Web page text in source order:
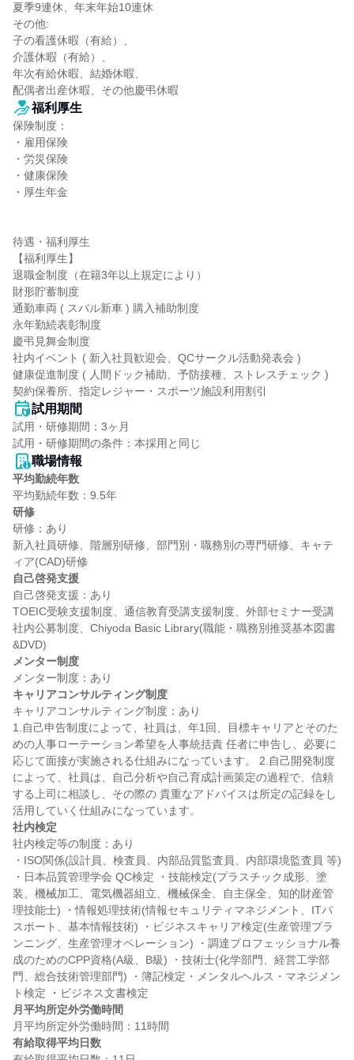
夏季9連休、年末年始10連休
その他:
子の看護休暇（有給）、
介護休暇（有給）、
年次有給休暇、結婚休暇、
配偶者出産休暇、その他慶弔休暇
福利厚生
保険制度：
・雇用保険
・労災保険
・健康保険
・厚生年金
待遇・福利厚生
【福利厚生】
退職金制度（在籍3年以上規定により）
財形貯蓄制度
通勤車両 ( スバル新車 ) 購入補助制度
永年勤続表彰制度
慶弔見舞金制度
社内イベント ( 新入社員歓迎会、QCサークル活動発表会 )
健康促進制度 ( 人間ドック補助、予防接種、ストレスチェック )
契約保養所、指定レジャー・スポーツ施設利用割引
試用期間
試用・研修期間：3ヶ月
職場情報
平均勤続年数
研修
研修：あり
新入社員研修、階層別研修、部門別・職務別の専門研修、キャテ
自己啓発支援
自己啓発支援：あり
TOEIC受験支援制度、通信教育受講支援制度、外部セミナー受講
社内公募制度、Chiyoda Basic Library(職能・職務別推奨基本図書
メンター制度
キャリアコンサルティング制度
キャリアコンサルティング制度：あり
1.自己申告制度によって、社員は、年1回、目標キャリアとそのた
めの人事ローテーション希望を人事統括責 任者に申告し、必要に
応じて面接が実施される仕組みになっています。 2.自己開発制度
によって、社員は、自己分析や自己育成計画策定の過程で、信頼
する上司に相談し、その際の 貴重なアドバイスは所定の記録をし
社内検定
社内検定等の制度：あり
・ISO関係(設計員、検査員、内部品質監査員、内部環境監査員 等)
・日本品質管理学会 QC検定 ・技能検定(プラスチック成形、塗
装、機械加工、電気機器組立、機械保全、自主保全、知的財産管
理技能士) ・情報処理技術(情報セキュリティマネジメント、ITパ
スポート、基本情報技術) ・ビジネスキャリア検定(生産管理プラ
ンニング、生産管理オペレーション) ・調達プロフェッショナル養
成のためのCPP資格(A級、B級) ・技術士(化学部門、経営工学部
門、総合技術管理部門) ・簿記検定・メンタルヘルス・マネジメン
月平均所定外労働時間
有給取得平均日数